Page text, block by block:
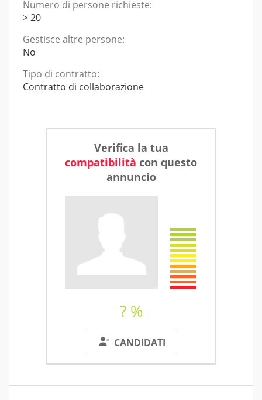
Numero di persone richieste:
> 20
Gestisce altre persone:
No
Tipo di contratto:
Contratto di collaborazione
Verifica la tua
compatibilità con questo
annuncio
? %
CANDIDATI